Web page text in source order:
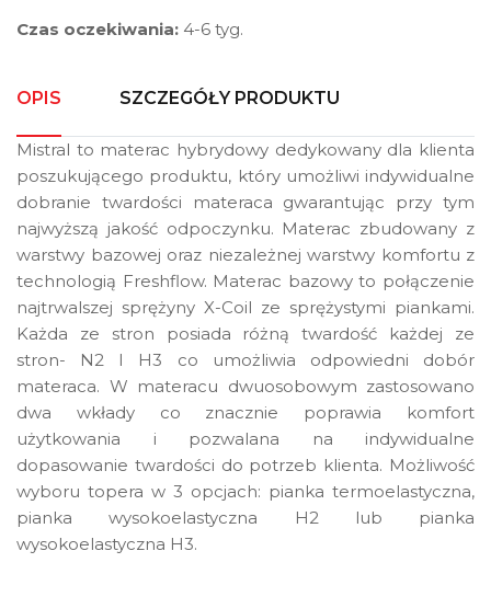
Czas oczekiwania: 4-6 tyg.
OPIS SZCZEGÓŁY PRODUKTU
Mistral to materac hybrydowy dedykowany dla klienta
poszukującego produktu, który umożliwi indywidualne
dobranie twardości materaca gwarantując przy tym
najwyższą jakość odpoczynku. Materac zbudowany z
warstwy bazowej oraz niezależnej warstwy komfortu z
technologią Freshflow. Materac bazowy to połączenie
najtrwalszej sprężyny X-Coil ze sprężystymi piankami.
Każda ze stron posiada różną twardość każdej ze
stron- N2 I H3 co umożliwia odpowiedni dobór
materaca. W materacu dwuosobowym zastosowano
dwa wkłady co znacznie poprawia komfort
użytkowania i pozwalana na indywidualne
dopasowanie twardości do potrzeb klienta. Możliwość
wyboru topera w 3 opcjach: pianka termoelastyczna,
pianka wysokoelastyczna H2 lub pianka
wysokoelastyczna H3.